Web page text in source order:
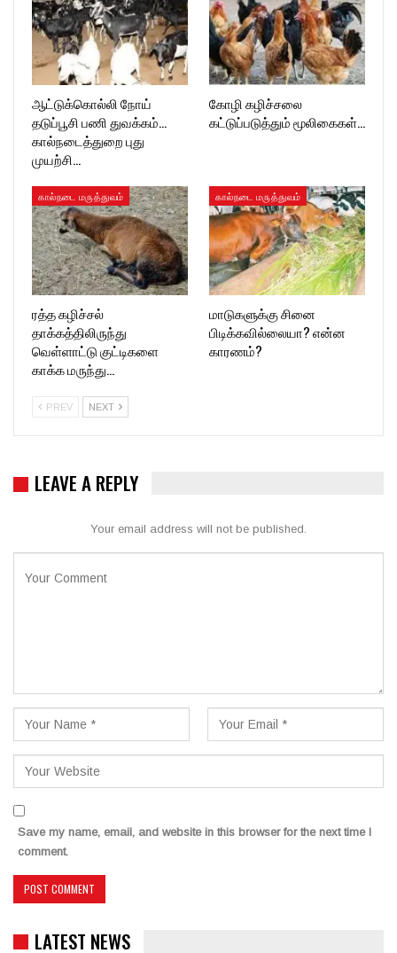
ஆட்டுக்கொல்லி நோய்
தடுப்பூசி பணி துவக்கம்…
கால்நடைத்துறை புது
முயற்சி…
கோழி கழிச்சலை
கட்டுப்படுத்தும் மூலிகைகள்…
கால்நடை மருத்துவம்
ரத்த கழிச்சல்
தாக்கத்திலிருந்து
வெள்ளாட்டு குட்டிகளை
காக்க மருந்து…
கால்நடை மருத்துவம்
மாடுகளுக்கு சினை
பிடிக்கவில்லையா? என்ன
காரணம்?
PREV NEXT
LEAVE A REPLY
Your email address will not be published.
Save my name, email, and website in this browser for the next time I
comment.
LATEST NEWS